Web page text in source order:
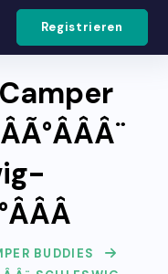
Registrieren
BUDDIES